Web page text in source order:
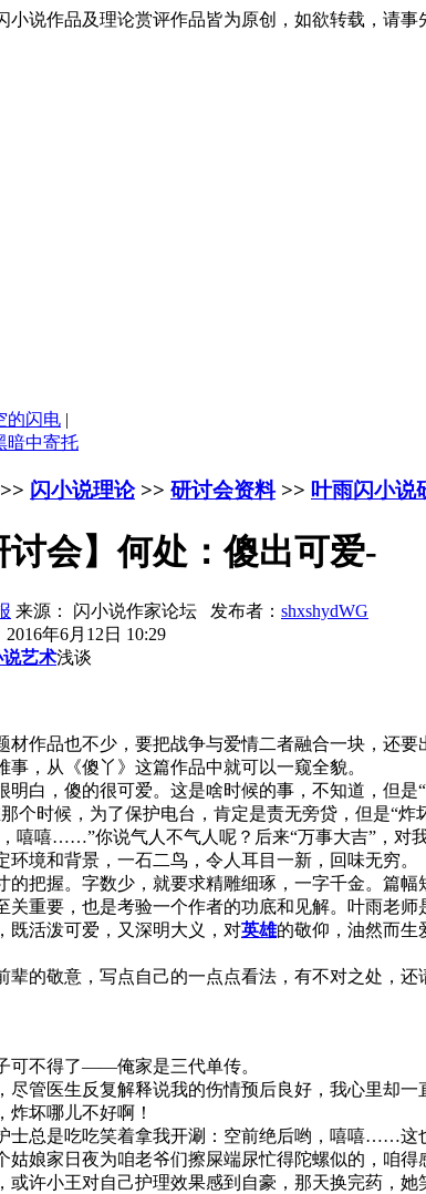
说作品及理论赏评作品皆为原创，如欲转载，请事
的闪电 |
暗中寄托
>> 闪小说理论>> 研讨会资料>> 叶雨闪小说
讨会】何处：傻出可爱-
来源： 闪小说作家论坛 发布者： shxshydWG
2016年6月12日 10:29
说艺术浅谈
材作品也不少，要把战争与爱情二者融合一块，还
，从《傻丫》这篇作品中就可以一窥全貌。
，傻的很可爱。这是啥时候的事，不知道，但是
个时候，为了保护电台，肯定是责无旁贷，但是“
嘻嘻……”你说气人不气人呢？后来“万事大吉”，
境和背景，一石二鸟，令人耳目一新，回味无穷。
握。字数少，就要求精雕细琢，一字千金。篇幅
关重要，也是考验一个作者的功底和见解。叶雨老
既活泼可爱，又深明大义，对英雄的敬仰，油然而生
的敬意，写点自己的一点点看法，有不对之处，还
不得了——俺家是三代单传。
医生反复解释说我的伤情预后良好，我心里却一
坏哪儿不好啊！
总是吃吃笑着拿我开涮：空前绝后哟，嘻嘻……这
家日夜为咱老爷们擦屎端尿忙得陀螺似的，咱得
许小王对自己护理效果感到自豪，那天换完药，